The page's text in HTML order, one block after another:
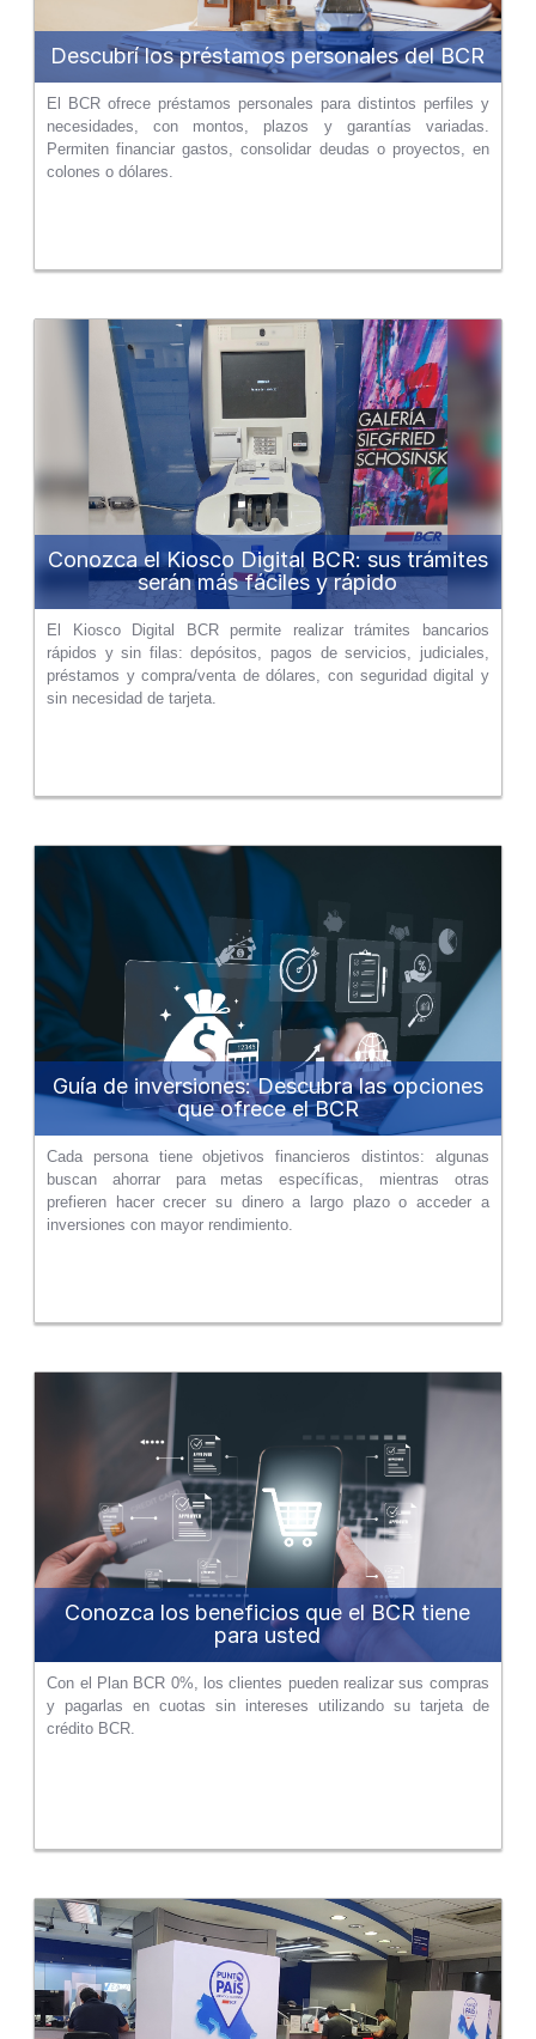
Descubrí los préstamos personales del BCR
El BCR ofrece préstamos personales para distintos perfiles y
necesidades, con montos, plazos y garantías variadas.
Permiten financiar gastos, consolidar deudas o proyectos, en
colones o dólares.
Conozca el Kiosco Digital BCR: sus trámites
serán más fáciles y rápido
El Kiosco Digital BCR permite realizar trámites bancarios
rápidos y sin filas: depósitos, pagos de servicios, judiciales,
préstamos y compra/venta de dólares, con seguridad digital y
sin necesidad de tarjeta.
Guía de inversiones: Descubra las opciones
que ofrece el BCR
Cada persona tiene objetivos financieros distintos: algunas
buscan ahorrar para metas específicas, mientras otras
prefieren hacer crecer su dinero a largo plazo o acceder a
inversiones con mayor rendimiento.
Conozca los beneficios que el BCR tiene
para usted
Con el Plan BCR 0%, los clientes pueden realizar sus compras
y pagarlas en cuotas sin intereses utilizando su tarjeta de
crédito BCR.